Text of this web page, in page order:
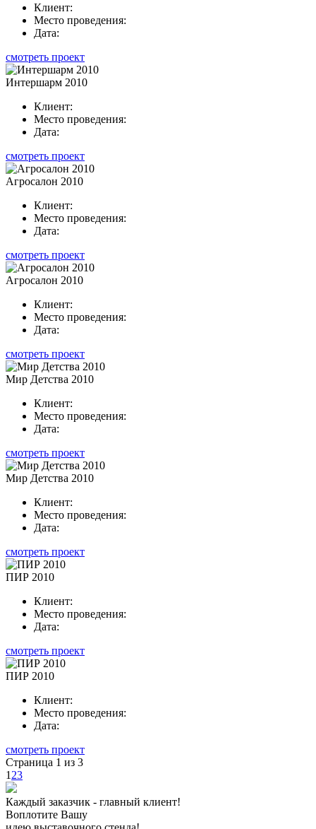
Клиент:
Место проведения:
Дата:
смотреть проект
Интершарм 2010
Клиент:
Место проведения:
Дата:
смотреть проект
Агросалон 2010
Клиент:
Место проведения:
Дата:
смотреть проект
Агросалон 2010
Клиент:
Место проведения:
Дата:
смотреть проект
Мир Детства 2010
Клиент:
Место проведения:
Дата:
смотреть проект
Мир Детства 2010
Клиент:
Место проведения:
Дата:
смотреть проект
ПИР 2010
Клиент:
Место проведения:
Дата:
смотреть проект
ПИР 2010
Клиент:
Место проведения:
Дата:
смотреть проект
Страница 1 из 3
1 23
Каждый заказчик - главный клиент!
Воплотите Вашу